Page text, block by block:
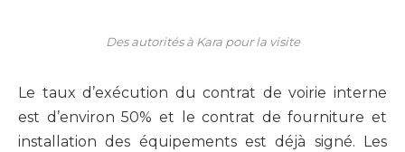
Des autorités à Kara pour la visite
Le taux d’exécution du contrat de voirie interne
est d’environ 50% et le contrat de fourniture et
installation des équipements est déjà signé. Les